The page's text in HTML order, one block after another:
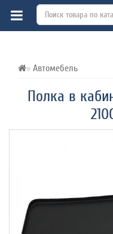
Автомебель
Полка в
ВСЕ О ТОВАРЕ